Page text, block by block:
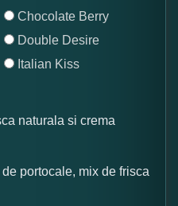
Chocolate Berry
Double Desire
Italian Kiss
naturala si crema
portocale, mix de frisca